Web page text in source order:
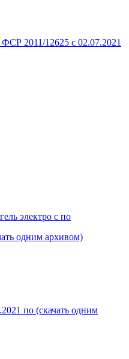
2011/12625 с 02.07.2021
электро с по
одним архивом)
по (скачать одним